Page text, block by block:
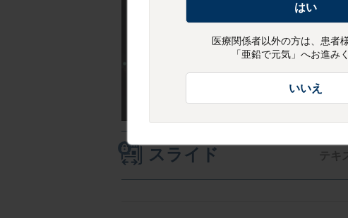
スライド
はい
医療関係者以外の方は、患者
「亜鉛で元気」へお進み
いいえ